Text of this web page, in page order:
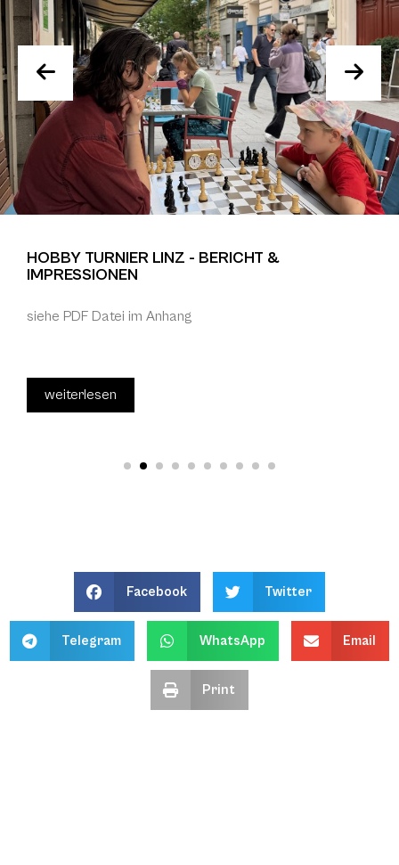
HOBBY TURNIER LINZ - BERICHT &
IMPRESSIONEN
siehe PDF Datei im Anhang
weiterlesen
Facebook Twitter
Telegram WhatsApp Email
Print